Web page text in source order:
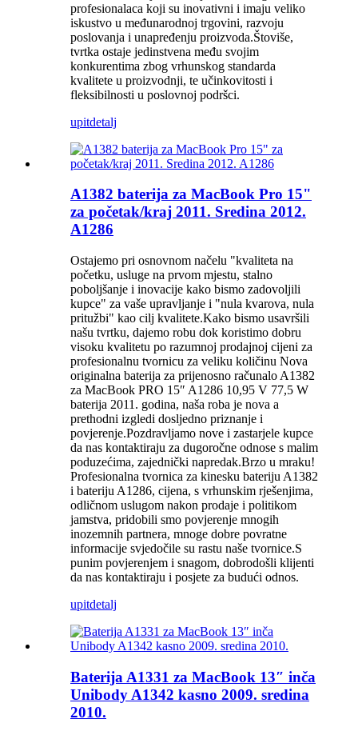
profesionalaca koji su inovativni i imaju veliko
iskustvo u međunarodnoj trgovini, razvoju
poslovanja i unapređenju proizvoda.Štoviše,
tvrtka ostaje jedinstvena među svojim
konkurentima zbog vrhunskog standarda
kvalitete u proizvodnji, te učinkovitosti i
fleksibilnosti u poslovnoj podršci.
upitdetalj
A1382 baterija za MacBook Pro 15"
za početak/kraj 2011. Sredina 2012.
A1286
Ostajemo pri osnovnom načelu "kvaliteta na
početku, usluge na prvom mjestu, stalno
poboljšanje i inovacije kako bismo zadovoljili
kupce" za vaše upravljanje i "nula kvarova, nula
pritužbi" kao cilj kvalitete.Kako bismo usavršili
našu tvrtku, dajemo robu dok koristimo dobru
visoku kvalitetu po razumnoj prodajnoj cijeni za
profesionalnu tvornicu za veliku količinu Nova
originalna baterija za prijenosno računalo A1382
za MacBook PRO 15″ A1286 10,95 V 77,5 W
baterija 2011. godina, naša roba je nova a
prethodni izgledi dosljedno priznanje i
povjerenje.Pozdravljamo nove i zastarjele kupce
da nas kontaktiraju za dugoročne odnose s malim
poduzećima, zajednički napredak.Brzo u mraku!
Profesionalna tvornica za kinesku bateriju A1382
i bateriju A1286, cijena, s vrhunskim rješenjima,
odličnom uslugom nakon prodaje i politikom
jamstva, pridobili smo povjerenje mnogih
inozemnih partnera, mnoge dobre povratne
informacije svjedočile su rastu naše tvornice.S
punim povjerenjem i snagom, dobrodošli klijenti
da nas kontaktiraju i posjete za budući odnos.
upitdetalj
Baterija A1331 za MacBook 13″ inča
Unibody A1342 kasno 2009. sredina
2010.